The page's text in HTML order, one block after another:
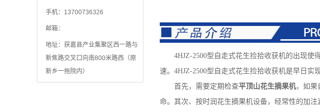
手机：13700736326
邮箱：
地址：获嘉县产业集聚区西一路与
新焦路交叉口向南800米路西（原
新乡一拖院内）
4HJZ-2500型自走式花生捡拾收获机的出现使
速。4HJZ-2500型自走式花生捡拾收获机是早日实
首先，需要定期检查平顶山花生摘果机，如果
命。其次、按时润花生摘果机设备，经常性的加